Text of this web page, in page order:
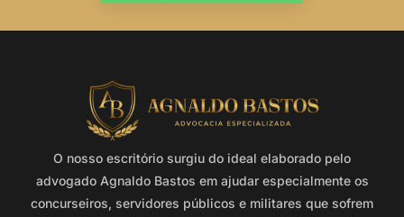
O nosso escritório surgiu do ideal elaborado pelo
advogado Agnaldo Bastos em ajudar especialmente os
concurseiros, servidores públicos e militares que sofrem